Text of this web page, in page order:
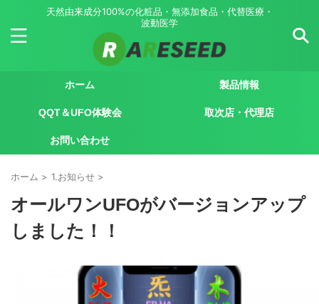
天然由来成分100%の化粧品・無添加食品・代替医療・
波動医学
ホーム 製品情報
QQT＆UFO体験会 取次店・代理店
お問い合わせ
ホーム > 1.お知らせ >
オールワンUFOがバージョンアップ
しました！！